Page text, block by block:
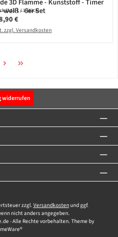
3D Flamme - Kunststoff - Timer
weiß - 6er Set
(3,15 € / 1 Stück)
Preis:
€
zzgl. Versandkosten
widerrufen
zzgl. Versandkostenund ggf.
nicht anders angegeben.
- Alle Rechte vorbehalten. Theme by